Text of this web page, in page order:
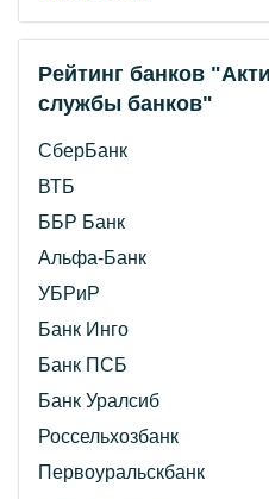
Рейтинг банков
службы банков"
СберБанк
ВТБ
ББР Банк
Альфа-Банк
УБРиР
Банк Инго
Банк ПСБ
Банк Уралсиб
Россельхозбанк
Первоуральскбанк